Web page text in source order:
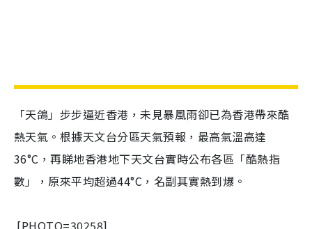
「天鴿」步步逼近香港，未見暴風雨卻已為香港帶來酷
熱天氣。根據天文台分區天氣預報，最高氣溫高達
36°C，再睇地香港地下天文台實時公布各區「酷熱指
數」，原來平均超過44°C，名副其實熱到爆。
[PHOTO=30258]